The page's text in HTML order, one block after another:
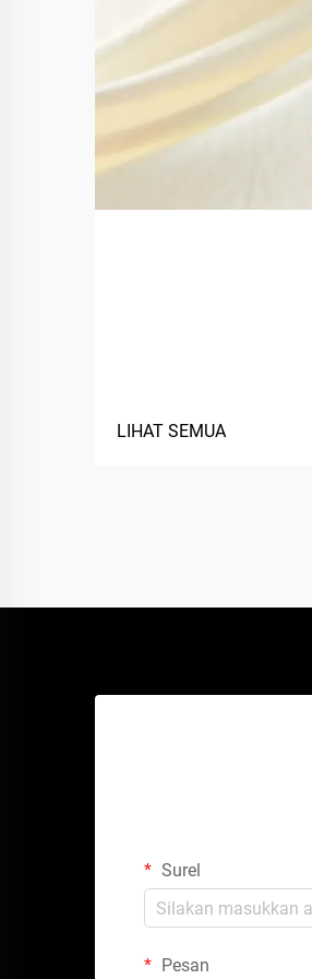
LIHAT SEMUA
Surel
Pesan